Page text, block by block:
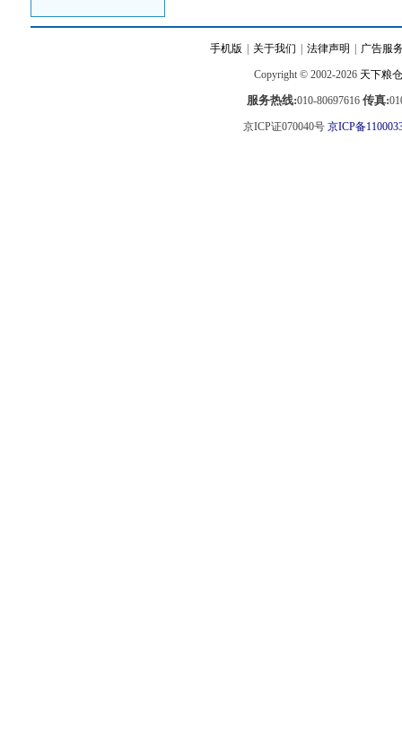
手机版 关于我们 法律声明 广告服
Copyright © 2002-2026 天下粮仓
服务热线:010-80697616 传真:
京ICP证070040号 京ICP备